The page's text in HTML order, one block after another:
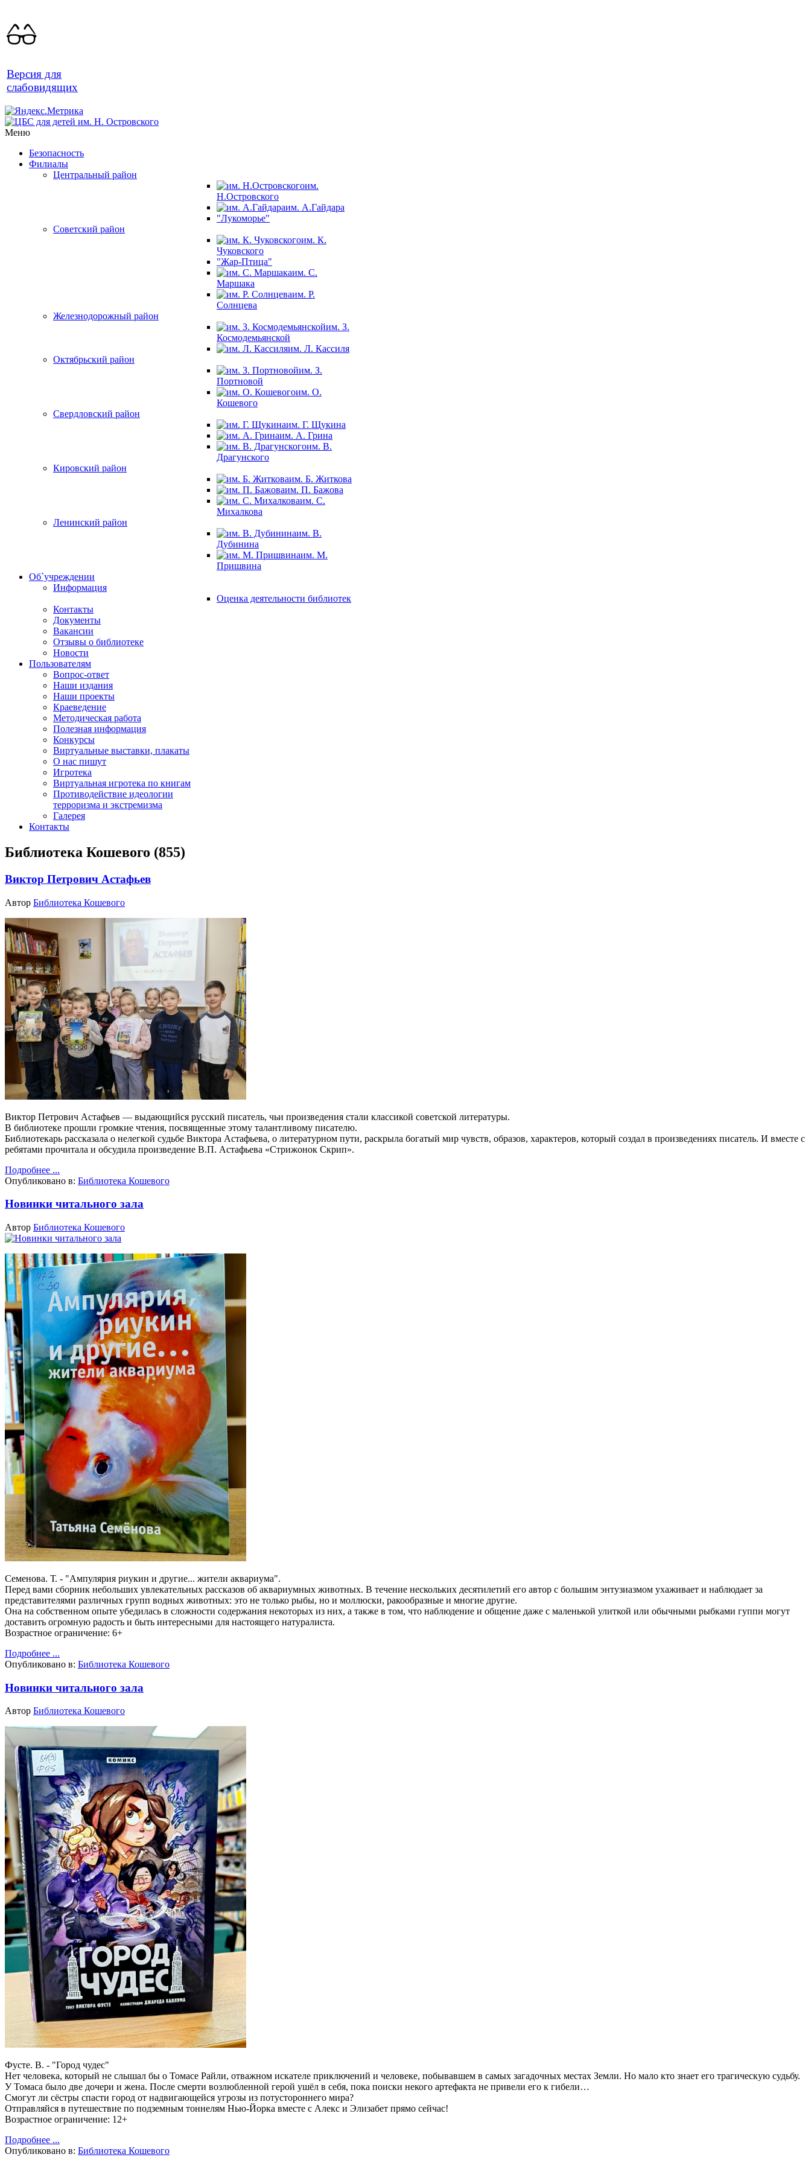
Версия для
слабовидящих
Меню
Безопасность
Филиалы
Центральный район
им.
Н.Островского
им. А.Гайдара
"Лукоморье"
Советский район
им. К.
Чуковского
"Жар-Птица"
им. С.
Маршака
им. Р.
Солнцева
Железнодорожный район
им. З.
Космодемьянской
им. Л. Кассиля
Октябрьский район
им. З.
Портновой
им. О.
Кошевого
Свердловский район
им. Г. Щукина
им. А. Грина
им. В.
Драгунского
Кировский район
им. Б. Житкова
им. П. Бажова
им. С.
Михалкова
Ленинский район
им. В.
Дубинина
им. М.
Пришвина
Об`учреждении
Информация
Оценка деятельности библиотек
Контакты
Документы
Вакансии
Отзывы о библиотеке
Новости
Пользователям
Вопрос-ответ
Наши издания
Наши проекты
Краеведение
Методическая работа
Полезная информация
Конкурсы
Виртуальные выставки, плакаты
О нас пишут
Игротека
Виртуальная игротека по книгам
Противодействие идеологии
терроризма и экстремизма
Галерея
Контакты
Библиотека Кошевого (855)
Виктор Петрович Астафьев
Автор Библиотека Кошевого
Виктор Петрович Астафьев — выдающийся русский писатель, чьи произведения стали классикой советской литературы.
В библиотеке прошли громкие чтения, посвященные этому талантливому писателю.
Библиотекарь рассказала о нелегкой судьбе Виктора Астафьева, о литературном пути, раскрыла богатый мир чувств, образов, характеров, который создал в произведениях писатель. И вместе с
ребятами прочитала и обсудила произведение В.П. Астафьева «Стрижонок Скрип».
Подробнее ...
Опубликовано в: Библиотека Кошевого
Новинки читального зала
Автор Библиотека Кошевого
Семенова. Т. - "Ампулярия риукин и другие... жители аквариума".
Перед вами сборник небольших увлекательных рассказов об аквариумных животных. В течение нескольких десятилетий его автор с большим энтузиазмом ухаживает и наблюдает за
представителями различных групп водных животных: это не только рыбы, но и моллюски, ракообразные и многие другие.
Она на собственном опыте убедилась в сложности содержания некоторых из них, а также в том, что наблюдение и общение даже с маленькой улиткой или обычными рыбками гуппи могут
доставить огромную радость и быть интересными для настоящего натуралиста.
Возрастное ограничение: 6+
Подробнее ...
Опубликовано в: Библиотека Кошевого
Новинки читального зала
Автор Библиотека Кошевого
Фусте. В. - "Город чудес"
Нет человека, который не слышал бы о Томасе Райли, отважном искателе приключений и человеке, побывавшем в самых загадочных местах Земли. Но мало кто знает его трагическую судьбу.
У Томаса было две дочери и жена. После смерти возлюбленной герой ушёл в себя, пока поиски некого артефакта не привели его к гибели…
Смогут ли сёстры спасти город от надвигающейся угрозы из потустороннего мира?
Отправляйся в путешествие по подземным тоннелям Нью-Йорка вместе с Алекс и Элизабет прямо сейчас!
Возрастное ограничение: 12+
Подробнее ...
Опубликовано в: Библиотека Кошевого